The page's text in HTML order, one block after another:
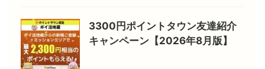
3300円ポイントタウン友達紹介
キャンペーン【2026年8月版】